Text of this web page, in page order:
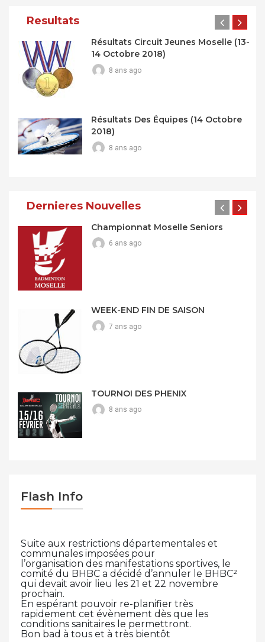
Resultats
Résultats Circuit Jeunes Moselle (13-
14 Octobre 2018)
8 ans ago
Résultats Des Équipes (14 Octobre
2018)
8 ans ago
Dernieres Nouvelles
Championnat Moselle Seniors
6 ans ago
WEEK-END FIN DE SAISON
7 ans ago
TOURNOI DES PHENIX
8 ans ago
Flash Info
Suite aux restrictions départementales et
communales imposées pour
l’organisation des manifestations sportives, le
comité du BHBC a décidé d’annuler le BHBC²
qui devait avoir lieu les 21 et 22 novembre
prochain.
En espérant pouvoir re-planifier très
rapidement cet évènement dès que les
conditions sanitaires le permettront.
Bon bad à tous et à très bientôt